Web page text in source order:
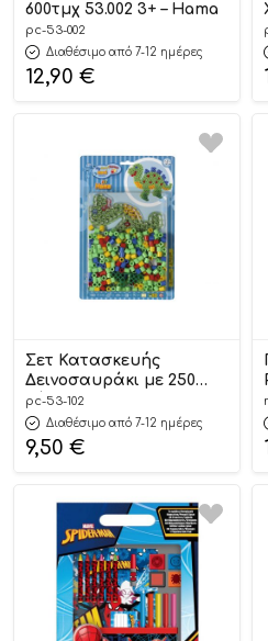
600τμχ 53.002 3+ – Hama
pc-53-002
Διαθέσιμο από 7-12 ημέρες
12,90 €
Σετ Κατασκευής
Δεινοσαυράκι με 250
Χάντρες 10mm 53.102 3+ –
Hama
pc-53-102
Διαθέσιμο από 7-12 ημέρες
9,50 €